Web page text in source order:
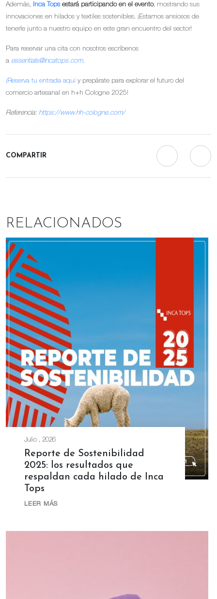
Además, Inca Topsestará participando en el evento, mostrando sus
innovaciones en hilados y textiles sostenibles. ¡Estamos ansiosos de
tenerle junto a nuestro equipo en este gran encuentro del sector!
Para reservar una cita con nosotros escríbenos
a essentials@incatops.com.
¡Reserva tu entrada aquí y prepárate para explorar el futuro del
comercio artesanal en h+h Cologne 2025!
Referencia: https://www.hh-cologne.com/
COMPARTIR
RELACIONADOS
Julio , 2026
Reporte de Sostenibilidad
2025: los resultados que
respaldan cada hilado de Inca
Tops
LEER MÁS